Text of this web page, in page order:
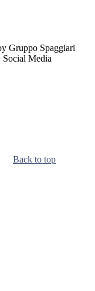
Gruppo Spaggiari
Media
Back to top